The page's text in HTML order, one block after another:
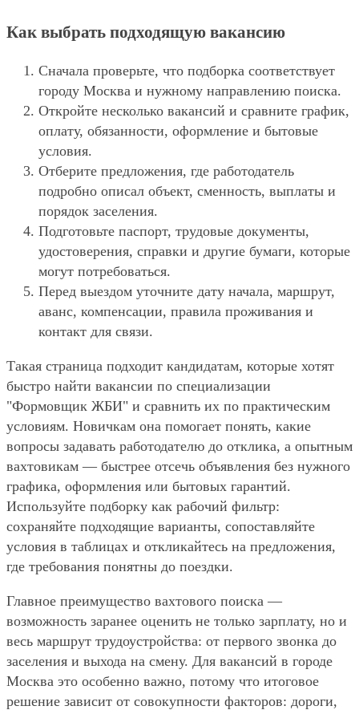
Как выбрать подходящую вакансию
Сначала проверьте, что подборка соответствует
городу Москва и нужному направлению поиска.
Откройте несколько вакансий и сравните график,
оплату, обязанности, оформление и бытовые
условия.
Отберите предложения, где работодатель
подробно описал объект, сменность, выплаты и
порядок заселения.
Подготовьте паспорт, трудовые документы,
удостоверения, справки и другие бумаги, которые
могут потребоваться.
Перед выездом уточните дату начала, маршрут,
аванс, компенсации, правила проживания и
контакт для связи.
Такая страница подходит кандидатам, которые хотят
быстро найти вакансии по специализации
"Формовщик ЖБИ" и сравнить их по практическим
условиям. Новичкам она помогает понять, какие
вопросы задавать работодателю до отклика, а опытным
вахтовикам — быстрее отсечь объявления без нужного
графика, оформления или бытовых гарантий.
Используйте подборку как рабочий фильтр:
сохраняйте подходящие варианты, сопоставляйте
условия в таблицах и откликайтесь на предложения,
где требования понятны до поездки.
Главное преимущество вахтового поиска —
возможность заранее оценить не только зарплату, но и
весь маршрут трудоустройства: от первого звонка до
заселения и выхода на смену. Для вакансий в городе
Москва это особенно важно, потому что итоговое
решение зависит от совокупности факторов: дороги,